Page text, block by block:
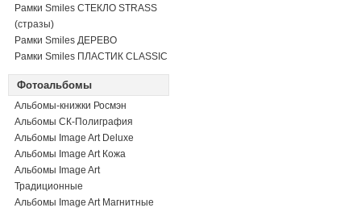
Рамки Smiles СТЕКЛО STRASS
(стразы)
Рамки Smiles ДЕРЕВО
Рамки Smiles ПЛАСТИК CLASSIC
Фотоальбомы
Альбомы-книжки Росмэн
Альбомы СК-Полиграфия
Альбомы Image Art Deluxe
Альбомы Image Art Кожа
Альбомы Image Art
Традиционные
Альбомы Image Art Магнитные